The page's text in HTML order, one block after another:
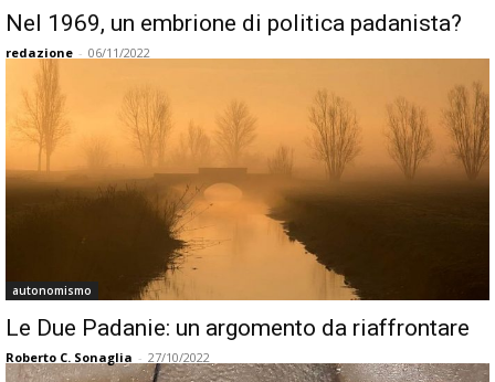
Nel 1969, un embrione di politica padanista?
redazione - 06/11/2022
autonomismo
Le Due Padanie: un argomento da riaffrontare
Roberto C. Sonaglia - 27/10/2022